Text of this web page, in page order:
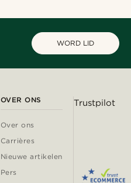
WORD LID
OVER ONS
Over ons
Carrières
Nieuwe artikelen
Pers
Trustpilot